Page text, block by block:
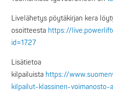
Livelähetys pöytäkirjan kera
osoitteesta https://
id=1727
Lisätietoa
kilpailuista https://
kilpailut-klassinen-voimanosto-